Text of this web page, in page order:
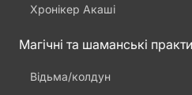
Хронікер Акаші
Магічні та шаманські
Відьма/колдун